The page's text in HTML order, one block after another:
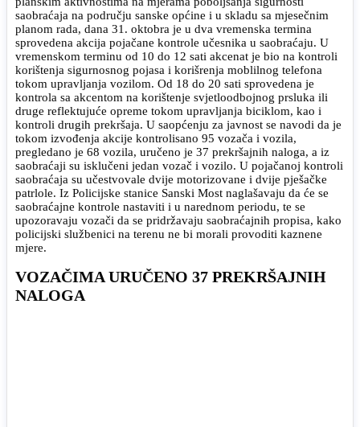
saobraćaja na području sanske općine i u skladu sa mjesečnim
planom rada, dana 31. oktobra je u dva vremenska termina
sprovedena akcija pojačane kontrole učesnika u saobraćaju. U
vremenskom terminu od 10 do 12 sati akcenat je bio na kontroli
korištenja sigurnosnog pojasa i korišrenja moblilnog telefona
tokom upravljanja vozilom. Od 18 do 20 sati sprovedena je
kontrola sa akcentom na korištenje svjetloodbojnog prsluka ili
druge reflektujuće opreme tokom upravljanja biciklom, kao i
kontroli drugih prekršaja. U saopćenju za javnost se navodi da je
tokom izvođenja akcije kontrolisano 95 vozača i vozila,
pregledano je 68 vozila, uručeno je 37 prekršajnih naloga, a iz
saobraćaji su isklučeni jedan vozač i vozilo. U pojačanoj kontroli
saobraćaja su učestvovale dvije motorizovane i dvije pješačke
patrlole. Iz Policijske stanice Sanski Most naglašavaju da će se
saobraćajne kontrole nastaviti i u narednom periodu, te se
upozoravaju vozači da se pridržavaju saobraćajnih propisa, kako
policijski službenici na terenu ne bi morali provoditi kaznene
mjere.
VOZAČIMA URUČENO 37 PREKRŠAJNIH
NALOGA